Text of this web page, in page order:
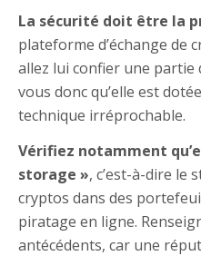
La sécurité doit être la
plateforme d’échange de
allez lui confier une partie
vous donc qu’elle est
technique irréprochable.
Vérifiez notamment
storage », c’est-à-dire le
cryptos dans des
piratage en ligne.
antécédents, car une